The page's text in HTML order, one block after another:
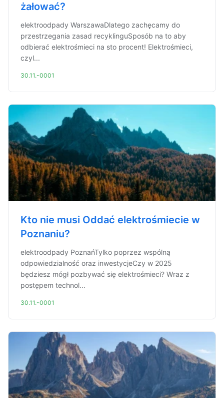
żałować?
elektroodpady WarszawaDlatego zachęcamy do
przestrzegania zasad recyklinguSposób na to aby
odbierać elektrośmieci na sto procent! Elektrośmieci,
czyl...
30.11.-0001
Kto nie musi Oddać elektrośmiecie w
Poznaniu?
elektroodpady PoznańTylko poprzez wspólną
odpowiedzialność oraz inwestycjeCzy w 2025
będziesz mógł pozbywać się elektrośmieci? Wraz z
postępem technol...
30.11.-0001